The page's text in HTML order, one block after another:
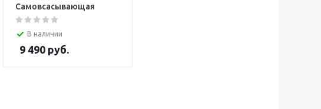
Самовсасывающая
В наличии
9 490 руб.